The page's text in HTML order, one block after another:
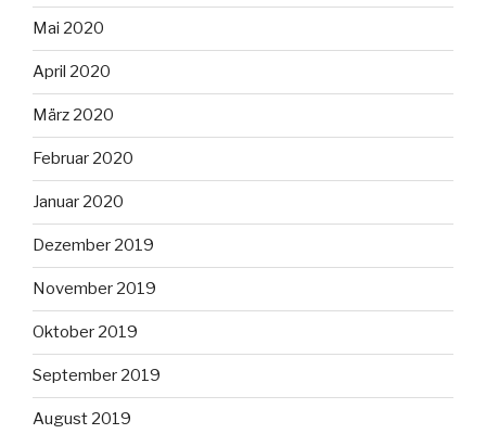
Mai 2020
April 2020
März 2020
Februar 2020
Januar 2020
Dezember 2019
November 2019
Oktober 2019
September 2019
August 2019